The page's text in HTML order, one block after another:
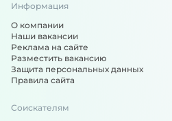
Информация
О компании
Наши вакансии
Реклама на сайте
Разместить вакансию
Защита персональных данных
Правила сайта
Соискателям